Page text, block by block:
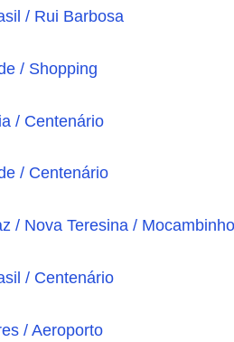
/ Rui Barbosa
/ Shopping
/ Centenário
/ Centenário
/ Nova Teresina / Mocambinho
/ Centenário
/ Aeroporto